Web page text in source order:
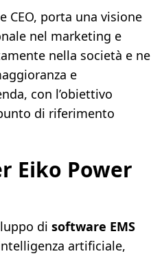
CEO, porta una visione
nel marketing e
nella società e ne
e
con l’obiettivo
di riferimento
Eiko Power
di software EMS
artificiale,